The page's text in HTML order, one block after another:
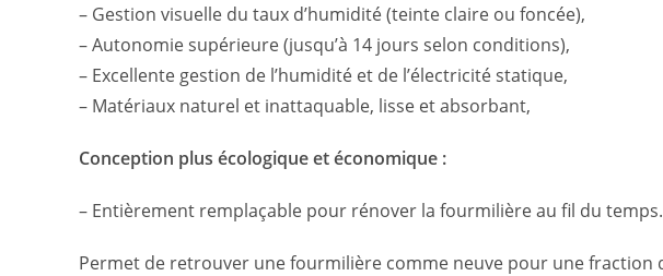
– Gestion visuelle du taux d’humidité (teinte claire ou foncée),
– Autonomie supérieure (jusqu’à 14 jours selon conditions),
– Excellente gestion de l’humidité et de l’électricité statique,
– Matériaux naturel et inattaquable, lisse et absorbant,
Conception plus écologique et économique :
– Entièrement remplaçable pour rénover la fourmilière au fil du temps.
Permet de retrouver une fourmilière comme neuve pour une fraction